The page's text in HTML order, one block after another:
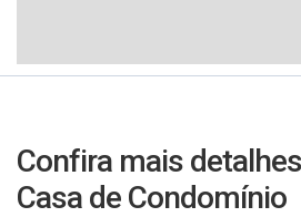
Confira mais
Casa de Condomínio